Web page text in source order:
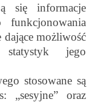
się informacje
funkcjonowania
dające możliwość
statystyk jego
stosowane są
„sesyjne” oraz